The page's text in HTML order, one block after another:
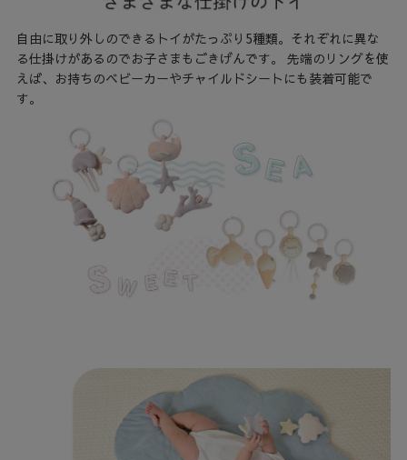
自由に取り外しのできるトイがたっぷり5種類。それぞれに異な
る仕掛けがあるのでお子さまもごきげんです。 先端のリングを使
えば、お持ちのベビーカーやチャイルドシートにも装着可能で
す。